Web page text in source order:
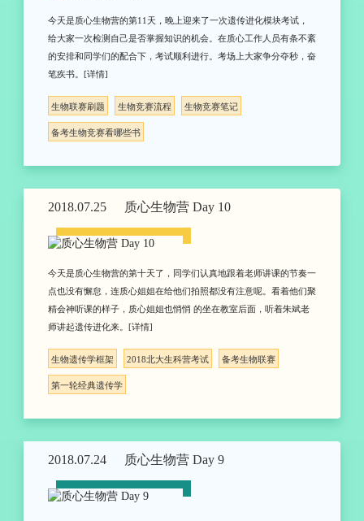
今天是质心生物营的第11天，晚上迎来了一次遗传进化模块考试，
给大家一次检测自己是否掌握知识的机会。在质心工作人员有条不紊
的安排和同学们的配合下，考试顺利进行。考场上大家争分夺秒，奋
笔疾书。[详情]
生物联赛刷题 生物竞赛流程 生物竞赛笔记
备考生物竞赛看哪些书
2018.07.25 质心生物营 Day 10
今天是质心生物营的第十天了，同学们认真地跟着老师讲课的节奏一
点也没有懈怠，连质心姐姐在给他们拍照都没有注意呢。看着他们聚
精会神听课的样子，质心姐姐也悄悄 的坐在教室后面，听着朱斌老
师讲起遗传进化来。[详情]
生物遗传学框架 2018北大生科营考试 备考生物联赛
第一轮经典遗传学
2018.07.24 质心生物营 Day 9